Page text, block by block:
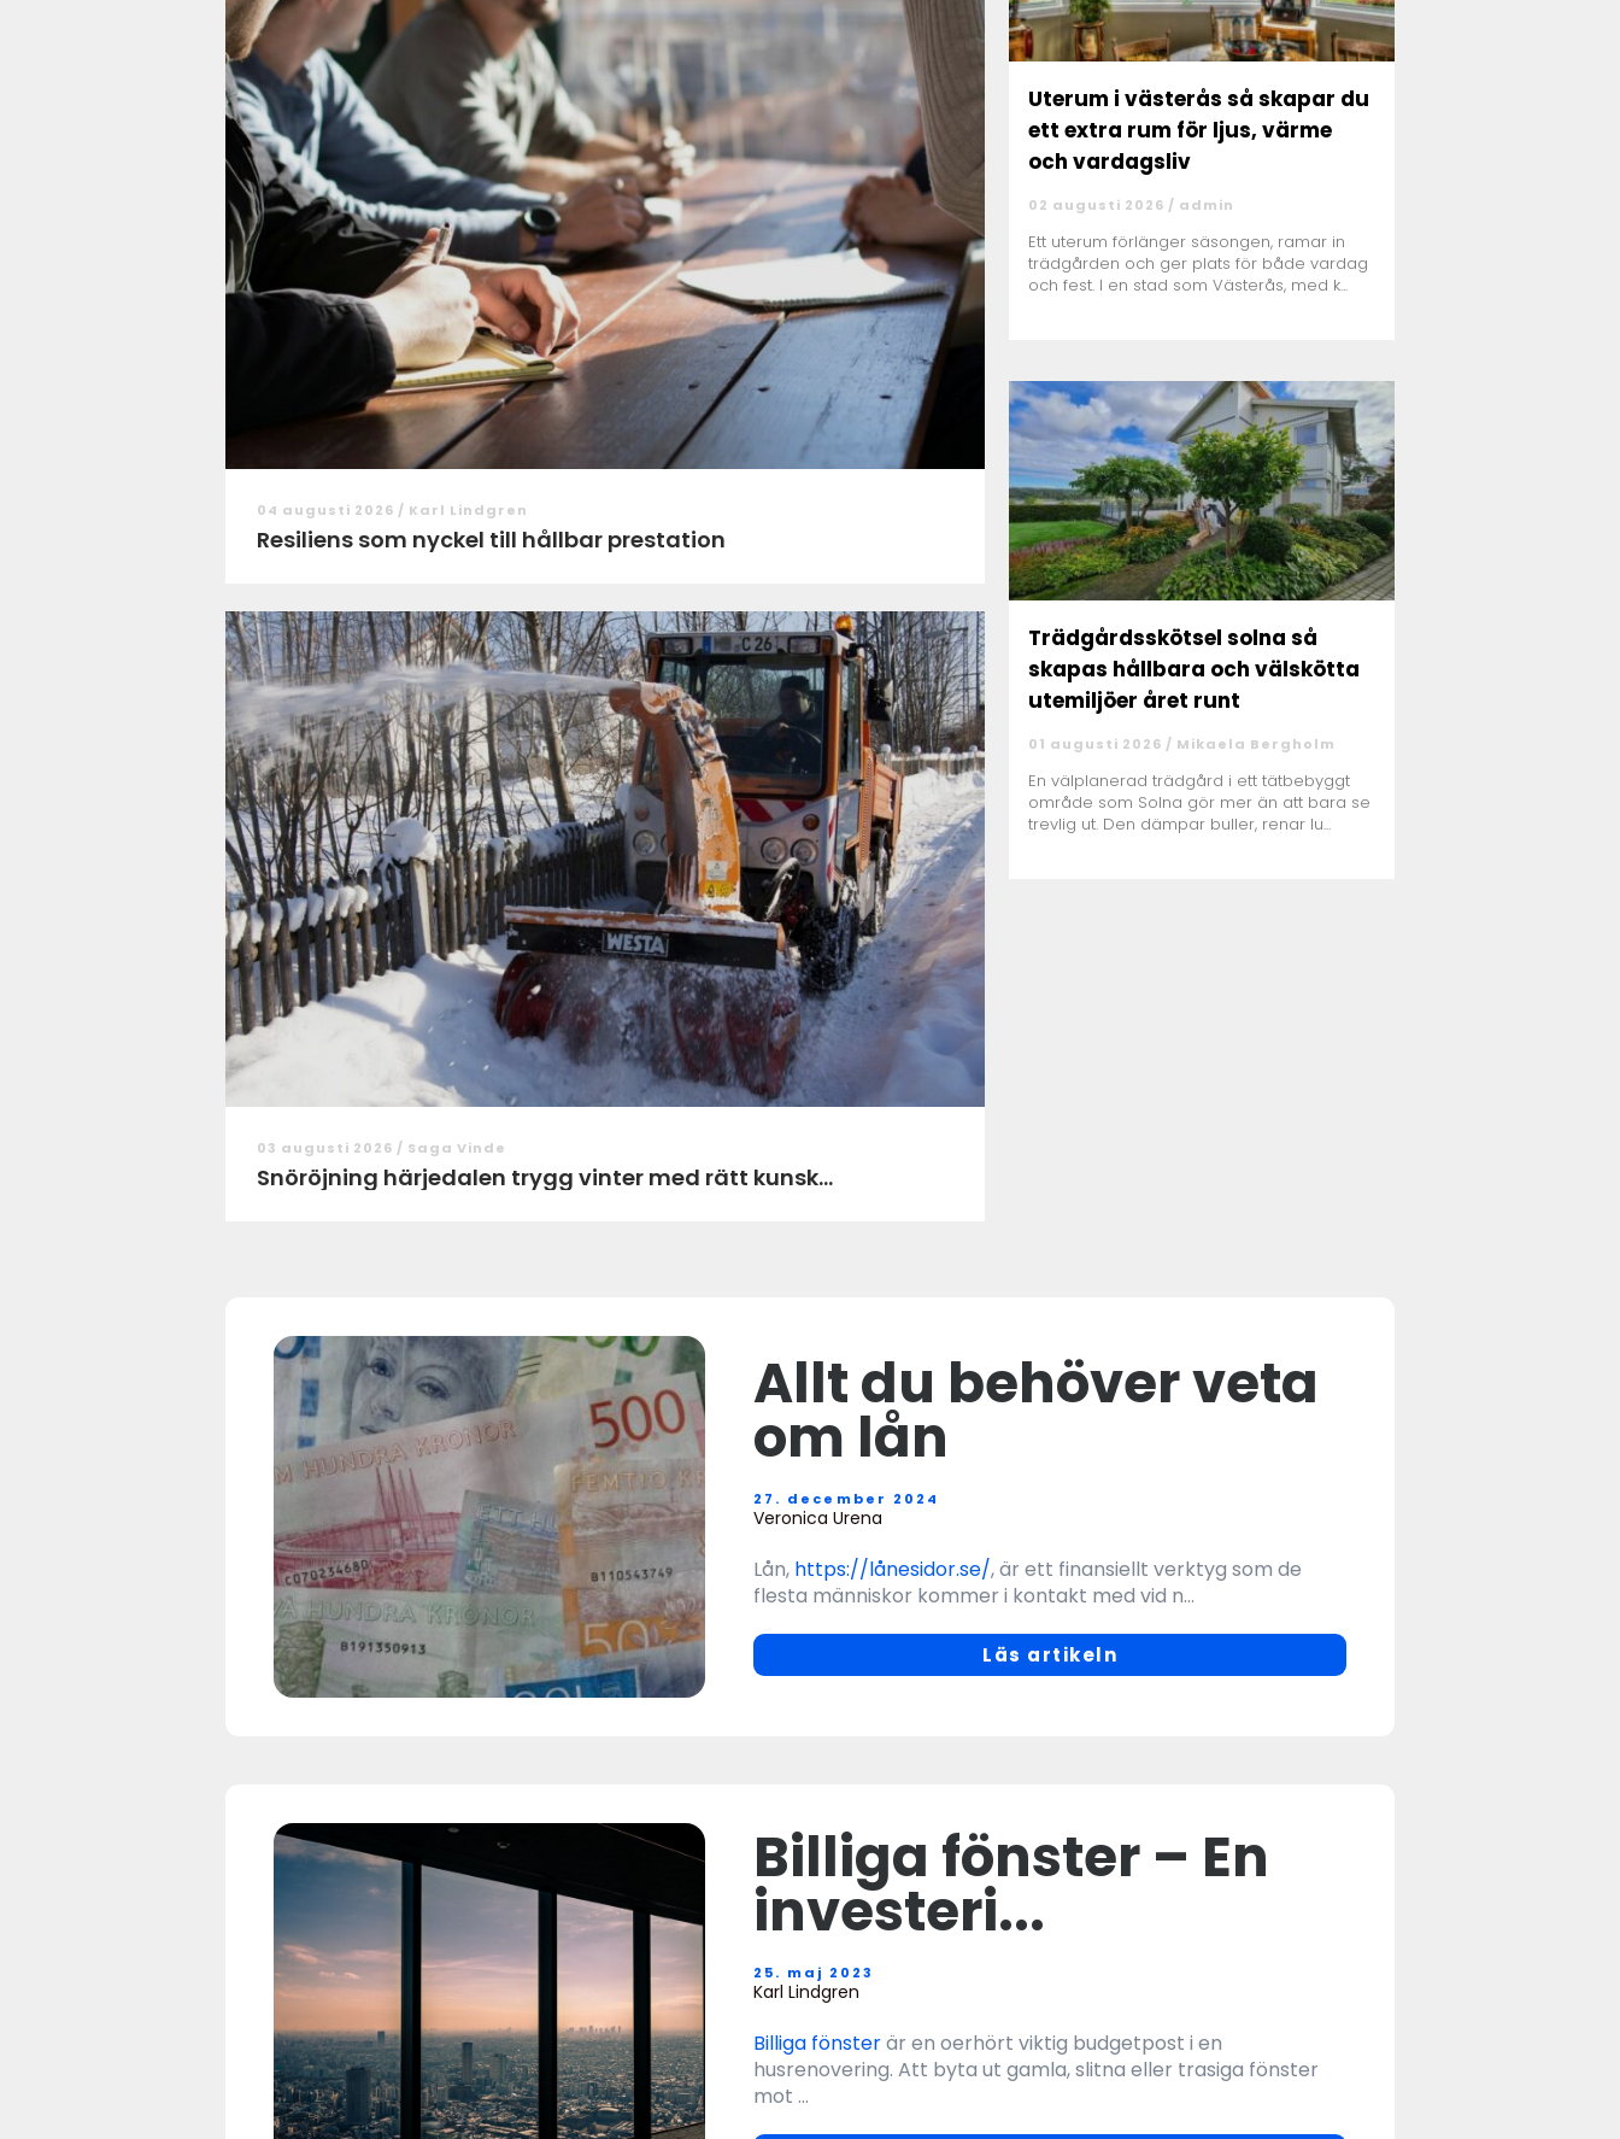
04 augusti 2026 / Karl Lindgren
Resiliens som nyckel till hållbar prestation
03 augusti 2026 / Saga Vinde
Snöröjning härjedalen trygg vinter med rätt kunsk...
Uterum i västerås så skapar du
ett extra rum för ljus, värme
och vardagsliv
02 augusti 2026 / admin
Ett uterum förlänger säsongen, ramar in
trädgården och ger plats för både vardag
och fest. I en stad som Västerås, med k...
Trädgårdsskötsel solna så
skapas hållbara och välskötta
utemiljöer året runt
01 augusti 2026 / Mikaela Bergholm
En välplanerad trädgård i ett tätbebyggt
område som Solna gör mer än att bara se
trevlig ut. Den dämpar buller, renar lu...
Allt du behöver veta
om lån
27. december 2024
Veronica Urena
Lån, https://lånesidor.se/, är ett finansiellt verktyg som de
flesta människor kommer i kontakt med vid n...
Läs artikeln
Billiga fönster – En
investeri...
25. maj 2023
Karl Lindgren
Billiga fönsterär en oerhört viktig budgetpost i en
husrenovering. Att byta ut gamla, slitna eller trasiga fönster
mot ...